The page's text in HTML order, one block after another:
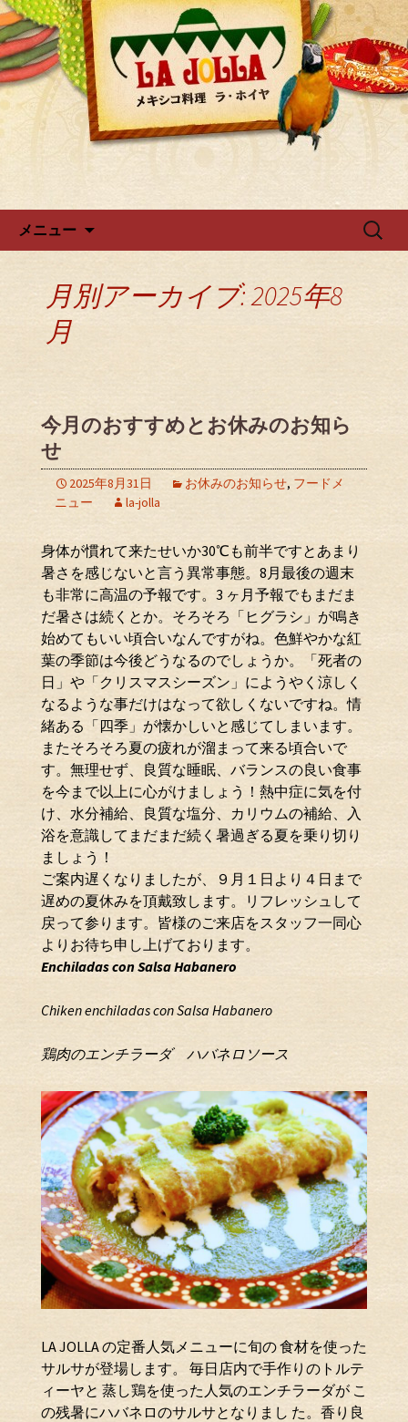
広尾・麻布のメキシカン「ラ・
ホイヤ」
ラ・ホイヤからのお知らせ
メニュー
検
月別アーカイブ: 2025年8
月
今月のおすすめとお休みのお知ら
せ
2025年8月31日 お休みのお知らせ, フードメ
ニュー
la-jolla
身体が慣れて来たせいか30℃も前半ですとあまり
暑さを感じないと言う異常事態。8月最後の週末
も非常に高温の予報です。3 ヶ月予報でもまだま
だ暑さは続くとか。そろそろ「ヒグラシ」が鳴き
始めてもいい頃合いなんですがね。色鮮やかな紅
葉の季節は今後どうなるのでしょうか。「死者の
日」や「クリスマスシーズン」にようやく涼しく
なるような事だけはなって欲しくないですね。情
緒ある「四季」が懐かしいと感じてしまいます。
またそろそろ夏の疲れが溜まって来る頃合いで
す。無理せず、良質な睡眠、バランスの良い食事
を今まで以上に心がけましょう！熱中症に気を付
け、水分補給、良質な塩分、カリウムの補給、入
浴を意識してまだまだ続く暑過ぎる夏を乗り切り
ましょう！
ご案内遅くなりましたが、９月１日より４日まで
遅めの夏休みを頂戴致します。リフレッシュして
戻って参ります。皆様のご来店をスタッフ一同心
よりお待ち申し上げております。
EnchiladasconSalsaHabanero
Chiken enchiladas con Salsa Habanero
鶏肉のエンチラーダ ハバネロソース
LA JOLLA の定番人気メニューに旬の 食材を使った
サルサが登場します。 毎日店内で手作りのトルテ
ィーヤと 蒸し鶏を使った人気のエンチラーダが こ
の残暑にハバネロのサルサとなりまし た。香り良